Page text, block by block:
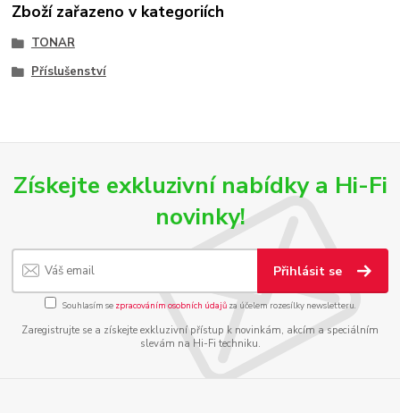
Zboží zařazeno v kategoriích
TONAR
Příslušenství
Získejte exkluzivní nabídky a Hi-Fi
novinky!
Přihlásit se
Souhlasím se zpracováním osobních údajůza účelem rozesílky newsletteru.
Zaregistrujte se a získejte exkluzivní přístup k novinkám, akcím a speciálním
slevám na Hi-Fi techniku.